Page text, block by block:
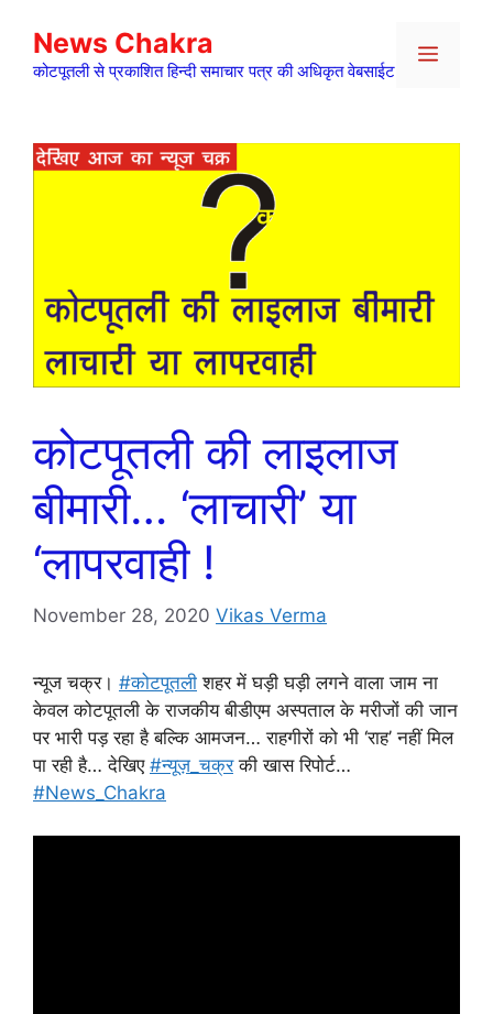
content
News Chakra
कोटपूतली से प्रकाशित हिन्दी समाचार पत्र की अधिकृत वेबसाईट
Menu
कोटपूतली की लाइलाज
बीमारी… ‘लाचारी’ या
‘लापरवाही !
November 28, 2020 Vikas Verma
न्यूज चक्र। #कोटपूतली शहर में घड़ी घड़ी लगने वाला जाम ना
केवल कोटपूतली के राजकीय बीडीएम अस्पताल के मरीजों की जान
पर भारी पड़ रहा है बल्कि आमजन… राहगीरों को भी ‘राह’ नहीं मिल
पा रही है… देखिए #न्यूज़_चक्रकी खास रिपोर्ट…
#News_Chakra